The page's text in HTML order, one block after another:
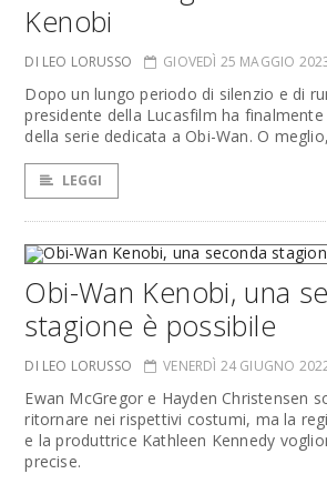
Kenobi
DI LEO LORUSSO GIOVEDÌ 25 MAGGIO
Dopo un lungo periodo di silenzio e di
presidente della Lucasfilm ha
della serie dedicata a Obi-Wan. O
LEGGI
Obi-Wan Kenobi, una
stagione è possibile
DI LEO LORUSSO VENERDÌ 24 GIUGNO
Ewan McGregor e Hayden Christensen
ritornare nei rispettivi costumi, ma la
e la produttrice Kathleen Kennedy
precise.